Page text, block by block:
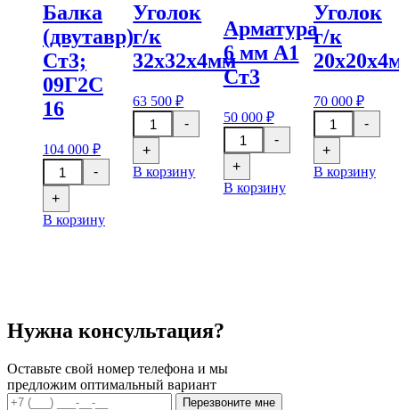
Балка
(двутавр)
Ст3;
09Г2С
16
104 000 ₽
-
Количество
товара
Балка
(двутавр)
Ст3;
+
В корзину
Уголок
г/к
32x32x4мм
63 500₽
-
Количество
товара
Уголок
к
+
В корзину
Арматура
6 мм А1
Ст3
50 000 ₽
-
Количество
товара
Арматура
мм
+
В корзину
Уголок
г/к
70 000 ₽
-
Количество
товара
Уголок
к
+
В корзину
Нужна консультация?
Оставьте свой номер телефона и мы
предложим оптимальный вариант
Перезвоните мне